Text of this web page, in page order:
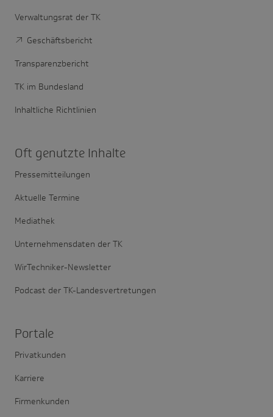
Verwaltungsrat der TK
Geschäftsbericht
Transparenzbericht
TK im Bundesland
Inhaltliche Richtlinien
Oft genutzte Inhalte
Pressemitteilungen
Aktuelle Termine
Mediathek
Unternehmensdaten der TK
WirTechniker-Newsletter
Podcast der TK-Landesvertretungen
Portale
Privatkunden
Karriere
Firmenkunden